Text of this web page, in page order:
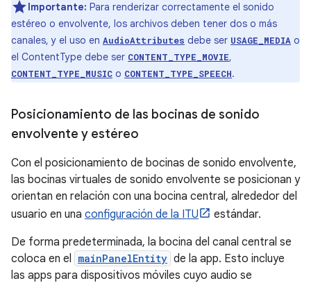
Importante: Para renderizar correctamente el sonido
estéreo o envolvente, los archivos deben tener dos o más
canales, y el uso en AudioAttributes debe ser USAGE_MEDIA o
el ContentType debe ser CONTENT_TYPE_MOVIE,
CONTENT_TYPE_MUSIC o CONTENT_TYPE_SPEECH.
Posicionamiento de las bocinas de sonido
envolvente y estéreo
Con el posicionamiento de bocinas de sonido envolvente,
las bocinas virtuales de sonido envolvente se posicionan y
orientan en relación con una bocina central, alrededor del
usuario en una configuración de la ITU
estándar.
De forma predeterminada, la bocina del canal central se
coloca en el mainPanelEntity de la app. Esto incluye
las apps para dispositivos móviles cuyo audio se